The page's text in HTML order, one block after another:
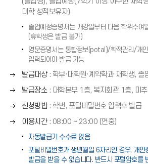
표
(
→
화
대학 성적보유자)
졸업예정증명서는 개강일부터 다음 학위수여
(휴학생은 발급 불가)
영문증명서는 통합정보(potal)/학적관리/개
입력되어야 발급 가능
오
른
쪽
화
살
표
(
→
발급대상: 학부·대학원·계약학과 재학생, 졸
오
른
쪽
화
발급장소: 대학본부 1층, 복지회관 1층, 미
오
른
쪽
화
살
신청방법 : 학번, 포털비밀번호 입력후 발급
오
화
이용시간: 08:00 ∼ 23:00 (연중)
자동발급기 수수료 없음
포털비밀번호가 생년월일 6자리인 경우, 개인
발급을 받을 수 없습니다. 반드시 포털암호를